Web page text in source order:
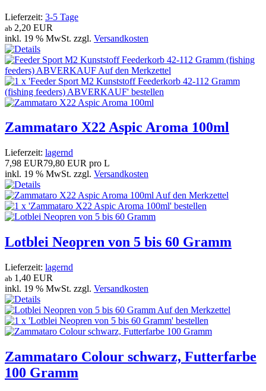
Lieferzeit: 3-5 Tage
ab 2,20 EUR
inkl. 19 % MwSt. zzgl. Versandkosten
Zammataro X22 Aspic Aroma 100ml
Lieferzeit: lagernd
7,98 EUR79,80 EUR pro L
inkl. 19 % MwSt. zzgl. Versandkosten
Lotblei Neopren von 5 bis 60 Gramm
Lieferzeit: lagernd
ab 1,40 EUR
inkl. 19 % MwSt. zzgl. Versandkosten
Zammataro Colour schwarz, Futterfarbe
100 Gramm